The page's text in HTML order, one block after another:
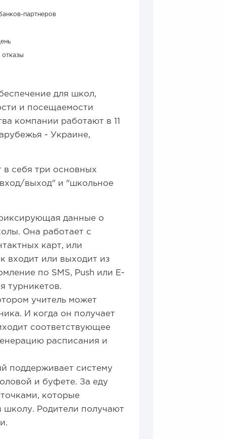
партнеров
для школ,
и посещаемости
компании работают в 11
- Украине,
в себя три основных
выход" и "школьное
данные о
Она работает с
карт, или
входит или выходит из
по SMS, Push или E-
турникетов.
учитель может
И когда он получает
соответствующее
расписания и
поддерживает систему
и буфете. За еду
которые
школу. Родители получают